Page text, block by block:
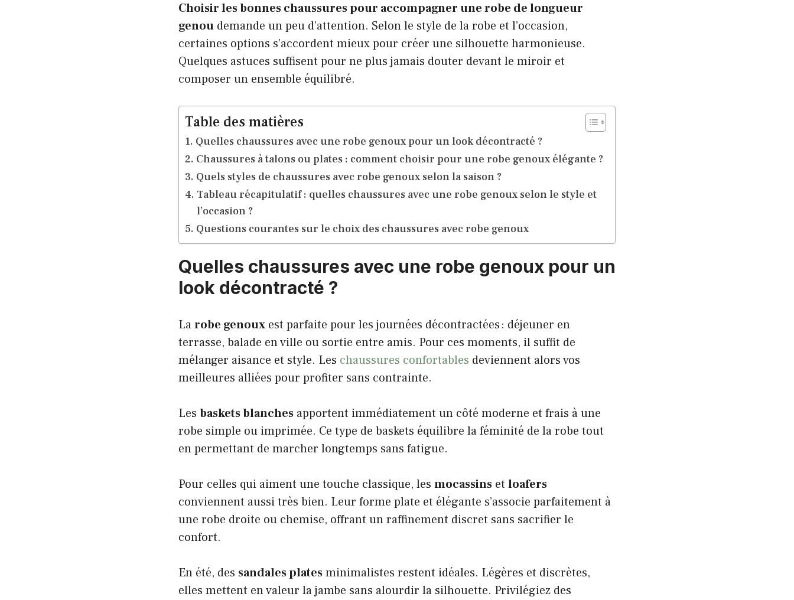
Choisir les bonnes chaussures pour accompagner une robe de longueur
genou demande un peu d’attention. Selon le style de la robe et l’occasion,
certaines options s’accordent mieux pour créer une silhouette harmonieuse.
Quelques astuces suffisent pour ne plus jamais douter devant le miroir et
composer un ensemble équilibré.
Table des matières
Quelles chaussures avec une robe genoux pour un look décontracté ?
Chaussures à talons ou plates : comment choisir pour une robe genoux élégante ?
Quels styles de chaussures avec robe genoux selon la saison ?
Tableau récapitulatif : quelles chaussures avec une robe genoux selon le style et
l’occasion ?
Questions courantes sur le choix des chaussures avec robe genoux
Quelles chaussures avec une robe genoux pour un
look décontracté ?
Larobe genoux est parfaite pour les journées décontractées : déjeuner en
terrasse, balade en ville ou sortie entre amis. Pour ces moments, il suffit de
mélanger aisance et style. Les chaussures confortables deviennent alors vos
meilleures alliées pour profiter sans contrainte.
Les baskets blanches apportent immédiatement un côté moderne et frais à une
robe simple ou imprimée. Ce type de baskets équilibre la féminité de la robe tout
en permettant de marcher longtemps sans fatigue.
Pour celles qui aiment une touche classique, les mocassins et loafers
conviennent aussi très bien. Leur forme plate et élégante s’associe parfaitement à
une robe droite ou chemise, offrant un raffinement discret sans sacrifier le
confort.
En été, des sandales platesminimalistes restent idéales. Légères et discrètes,
elles mettent en valeur la jambe sans alourdir la silhouette. Privilégiez des